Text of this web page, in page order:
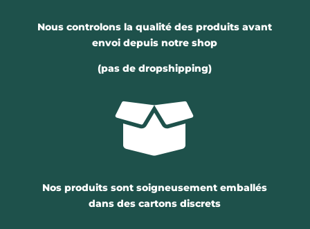
Nous controlons la qualité des produits avant
envoi depuis notre shop
(pas de dropshipping)

Nos produits sont soigneusement emballés
dans des cartons discrets